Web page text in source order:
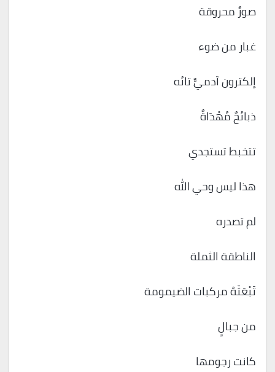
صورٌ محروقة
غبار من ضوء
إلكترون آدميٌّ تائه
ذبائحٌ مُهْدَاةٌ
تتخبط تستجدي
هذا ليس وحي الله
لم تصدره
الناطقة الثملة
تَبْعَثَهُ مركبات الضيمومة
من جبالٍ
كانت رجومها